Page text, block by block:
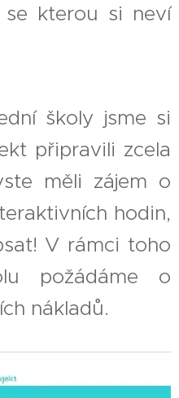
kterou si neví
školy jsme si
připravili zcela
měli zájem o
hodin,
V rámci toho
požádáme o
nákladů.